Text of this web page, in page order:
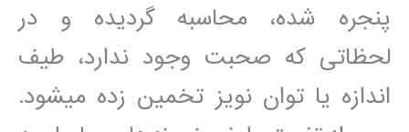
پنجره شده، محاسبه گرديده و در
لحظاتی که صحبت وجود ندارد، طيف
اندازه يا توان نويز تخمين زده مي‎شود.